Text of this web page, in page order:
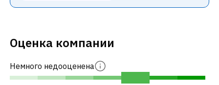
Оценка компании
Немного недооценена